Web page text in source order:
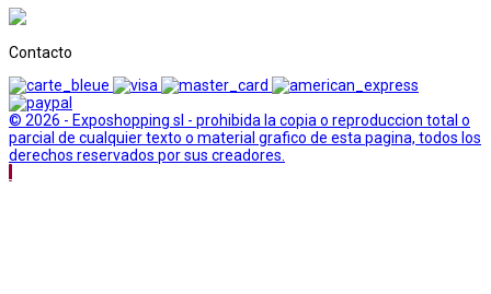
Contacto
© 2026 - Exposhopping sl - prohibida la copia o reproduccion total o
parcial de cualquier texto o material grafico de esta pagina, todos los
derechos reservados por sus creadores.